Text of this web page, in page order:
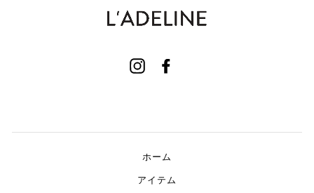
Instagram
ホーム
アイテム